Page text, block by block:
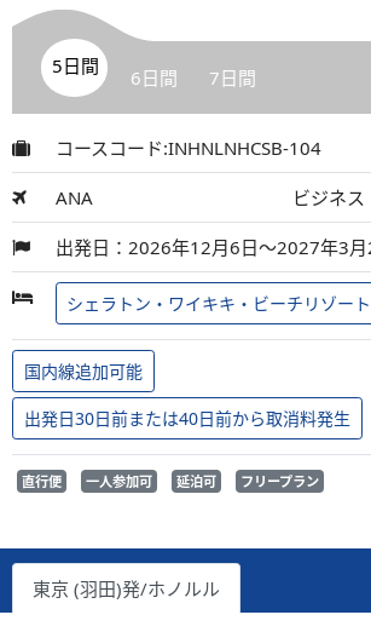
5日間 6日間 7日間
コースコード:INHNLNHCSB-104
ANA ビジネス
出発日：2026年12月6日～2027年3月
シェラトン・ワイキキ・ビーチリゾート
国内線追加可能
出発日30日前または40日前から取消料発生
直行便 一人参加可 延泊可 フリープラン
東京 (羽田)発/ホノルル